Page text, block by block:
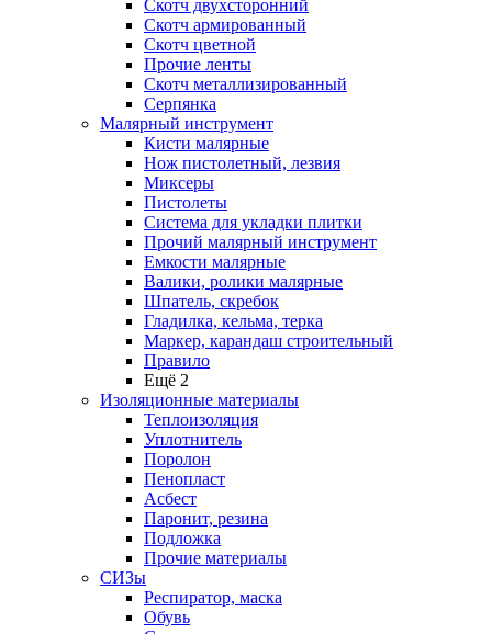
Скотч двухсторонний
Скотч армированный
Скотч цветной
Прочие ленты
Скотч металлизированный
Серпянка
Малярный инструмент
Кисти малярные
Нож пистолетный, лезвия
Миксеры
Пистолеты
Система для укладки плитки
Прочий малярный инструмент
Емкости малярные
Валики, ролики малярные
Шпатель, скребок
Гладилка, кельма, терка
Маркер, карандаш строительный
Правило
Ещё 2
Изоляционные материалы
Теплоизоляция
Уплотнитель
Поролон
Пенопласт
Асбест
Паронит, резина
Подложка
Прочие материалы
СИЗы
Респиратор, маска
Обувь